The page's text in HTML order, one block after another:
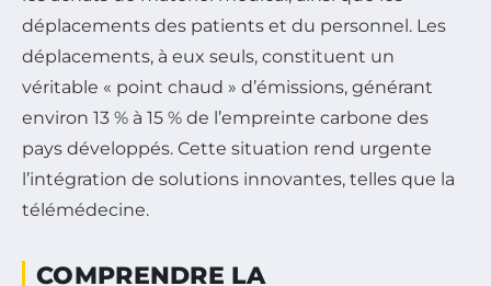
déplacements des patients et du personnel. Les
déplacements, à eux seuls, constituent un
véritable « point chaud » d’émissions, générant
environ 13 % à 15 % de l’empreinte carbone des
pays développés. Cette situation rend urgente
l’intégration de solutions innovantes, telles que la
télémédecine.
COMPRENDRE LA